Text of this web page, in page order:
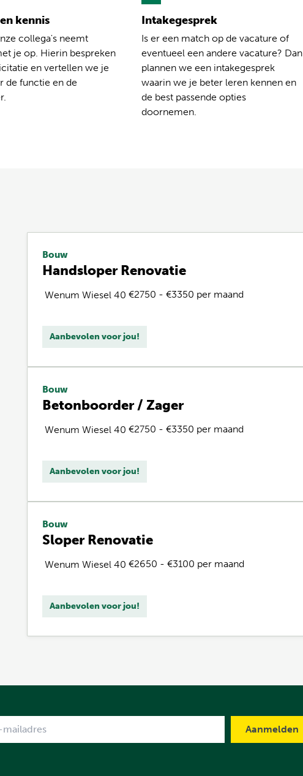
kennis
collega's neemt
je op. Hierin bespreken
en vertellen we je
de functie en de
Intakegesprek
Is er een match op de vacature of
eventueel een andere vacature? Dan
plannen we een intakegesprek
waarin we je beter leren kennen en
de best passende opties
doornemen.
Bouw
Handsloper Renovatie
Wenum Wiesel 40 €2750 - €3350 per maand
Aanbevolen voor jou!
Bouw
Betonboorder / Zager
Wenum Wiesel 40 €2750 - €3350 per maand
Aanbevolen voor jou!
Bouw
Sloper Renovatie
Wenum Wiesel 40 €2650 - €3100 per maand
Aanbevolen voor jou!